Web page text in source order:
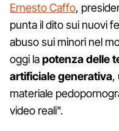
Ernesto Caffo,
punta il dito sui nuovi
abuso sui minori nel
oggi lapotenza delle
artificiale generativa,
materiale
video reali".